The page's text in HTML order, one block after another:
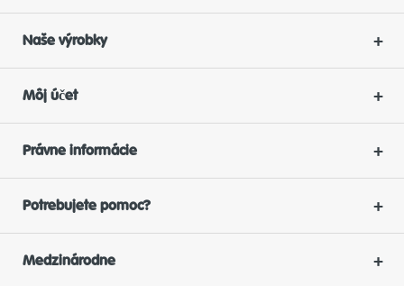
Naše výrobky
Môj účet
Právne informácie
Potrebujete pomoc?
Medzinárodne